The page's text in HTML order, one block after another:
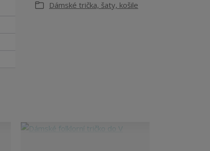
Dámské trička, šaty, košile